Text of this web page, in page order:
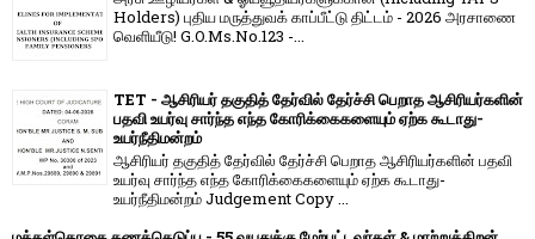
Holders) புதிய மருத்துவக் காப்பீட்டு திட்டம் - 2026 அரசாணை
வெளியீடு! G.O.Ms.No.123 -...
TET - ஆசிரியர் தகுதித் தேர்வில் தேர்ச்சி பெறாத ஆசிரியர்களின்
பதவி உயர்வு சார்ந்த எந்த கோரிக்கைகளையும் ஏற்க கூடாது-
உயர்நீதிமன்றம்
ஆசிரியர் தகுதித் தேர்வில் தேர்ச்சி பெறாத ஆசிரியர்களின் பதவி
உயர்வு சார்ந்த எந்த கோரிக்கைகளையும் ஏற்க கூடாது-
உயர்நீதிமன்றம் Judgement Copy ...